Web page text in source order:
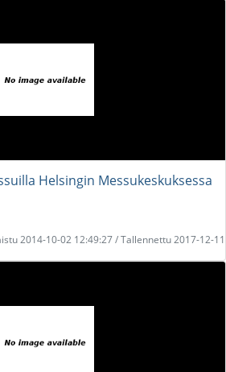
Helsingin Messukeskuksessa
2014-10-02 12:49:27 / Tallennettu 2017-12-11